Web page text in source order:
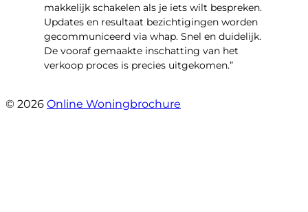
makkelijk schakelen als je iets wilt bespreken.
Updates en resultaat bezichtigingen worden
gecommuniceerd via whap. Snel en duidelijk.
De vooraf gemaakte inschatting van het
verkoop proces is precies uitgekomen.”
© 2026 Online Woningbrochure